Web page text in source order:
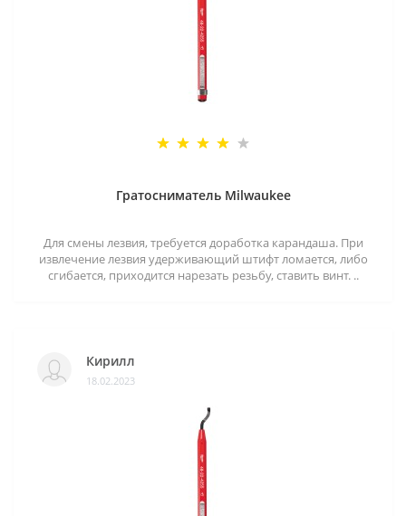
Гратосниматель Milwaukee
Для смены лезвия, требуется доработка карандаша. При
извлечение лезвия удерживающий штифт ломается, либо
сгибается, приходится нарезать резьбу, ставить винт. ..
Кирилл
18.02.2023